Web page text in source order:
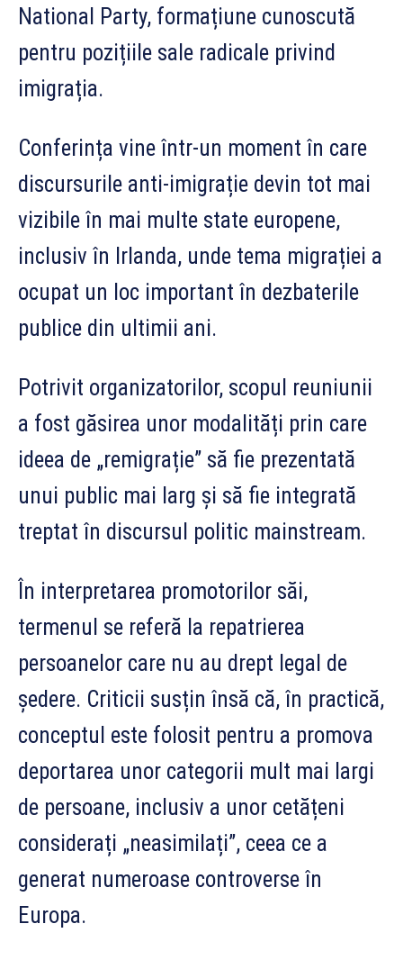
National Party, formațiune cunoscută
pentru pozițiile sale radicale privind
imigrația.
Conferința vine într-un moment în care
discursurile anti-imigrație devin tot mai
vizibile în mai multe state europene,
inclusiv în Irlanda, unde tema migrației a
ocupat un loc important în dezbaterile
publice din ultimii ani.
Potrivit organizatorilor, scopul reuniunii
a fost găsirea unor modalități prin care
ideea de „remigrație” să fie prezentată
unui public mai larg și să fie integrată
treptat în discursul politic mainstream.
În interpretarea promotorilor săi,
termenul se referă la repatrierea
persoanelor care nu au drept legal de
ședere. Criticii susțin însă că, în practică,
conceptul este folosit pentru a promova
deportarea unor categorii mult mai largi
de persoane, inclusiv a unor cetățeni
considerați „neasimilați”, ceea ce a
generat numeroase controverse în
Europa.